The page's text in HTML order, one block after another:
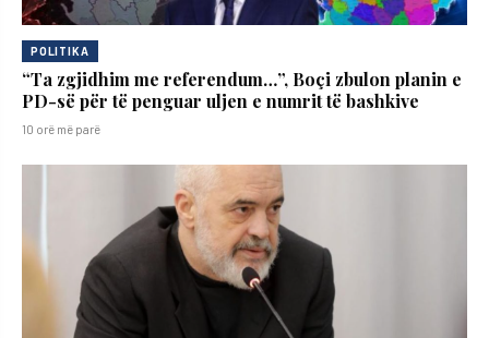
POLITIKA
“Ta zgjidhim me referendum…”, Boçi zbulon planin e
PD-së për të penguar uljen e numrit të bashkive
10 orë më parë